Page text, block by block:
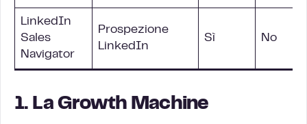
LinkedIn
Sales
Navigator
Prospezione
LinkedIn
Sì No
1. La Growth Machine